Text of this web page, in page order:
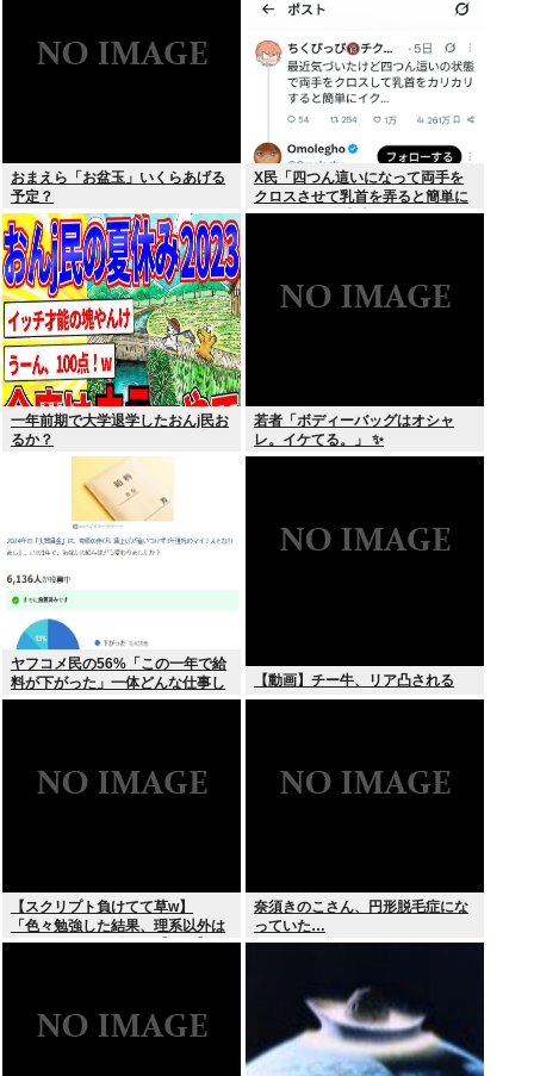
おまえら「お盆玉」いくらあげる
予定？
X民「四つん這いになって両手を
クロスさせて乳首を弄ると簡単に
イケる」 これ出来ないヤツはゲイ
一年前期で大学退学したおんj民お
るか？
若者「ボディーバッグはオシャ
レ。イケてる。」 ✨
ヤフコメ民の56%「この一年で給
料が下がった」一体どんな仕事し
てんだよこいつら！？
【動画】チー牛、リア凸される
【スクリプト負けてて草w】
「色々勉強した結果、理系以外は
エラー品だと気付いた【ガチ】」
奈須きのこさん、円形脱毛症にな
っていた…